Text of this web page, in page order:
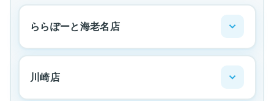
ららぽーと海老名店
川崎店